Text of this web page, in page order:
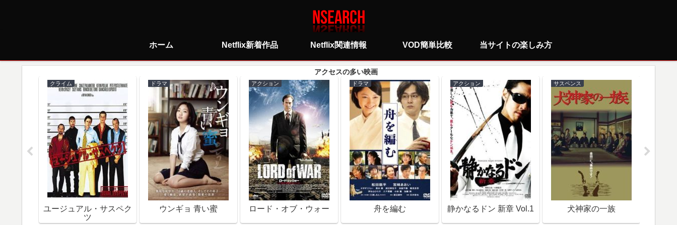
ホーム Netflix新着作品 Netflix関連情報 VOD簡単比較 当サイトの楽しみ方
クライム
ユージュアル・サスペク
ツ
ドラマ
ウンギョ 青い蜜
アクション
ロード・オブ・ウォー
ドラマ
舟を編む
アクション
静かなるドン 新章 Vol.1
サスペンス
犬神家の一族